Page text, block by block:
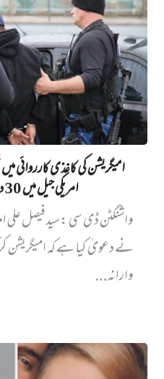
امیگریشن کی کاغذی کارروائی
امریکی جیل میں‌ 30 دن گزار دیے
واشنگٹن ڈی سی : سید فیصل علی
نے دعویٰ کیا ہے کہ امیگریشن
وارانہ...